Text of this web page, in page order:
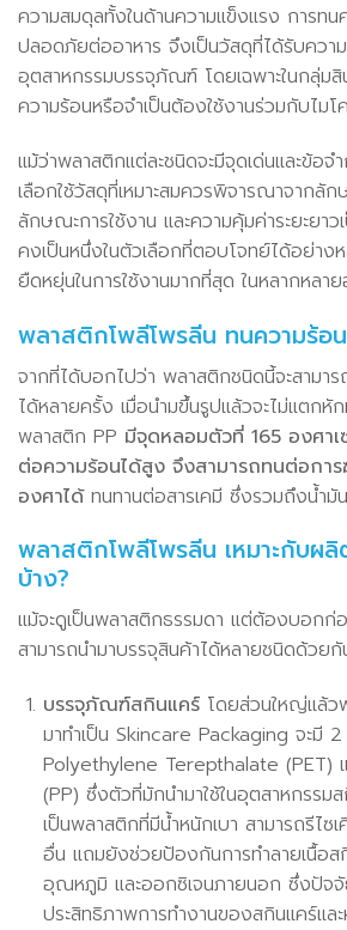
ความสมดุลทั้งในด้านความแข็งแรง การทน
ปลอดภัยต่ออาหาร จึงเป็นวัสดุที่ได้รับควา
อุตสาหกรรมบรรจุภัณฑ์ โดยเฉพาะในกลุ่ม
ความร้อนหรือจำเป็นต้องใช้งานร่วมกับไมโ
แม้ว่าพลาสติกแต่ละชนิดจะมีจุดเด่นและข้อ
เลือกใช้วัสดุที่เหมาะสมควรพิจารณาจาก
ลักษณะการใช้งาน และความคุ้มค่าระยะยา
คงเป็นหนึ่งในตัวเลือกที่ตอบโจทย์ได้อย่าง
ยืดหยุ่นในการใช้งานมากที่สุด ในหลากหลา
พลาสติกโพลีโพรลีน ทนความร้อน
จากที่ได้บอกไปว่า พลาสติกชนิดนี้จะสามา
ได้หลายครั้ง เมื่อนำมขึ้นรูปแล้วจะไม่แตกหั
พลาสติก PP มีจุดหลอมตัวที่ 165 องศาเ
ต่อความร้อนได้สูง จึงสามารถทนต่อกา
องศาได้ทนทานต่อสารเคมี ซึ่งรวมถึงน้ำ
พลาสติกโพลีโพรลีน เหมาะกับผ
บ้าง?
แม้จะดูเป็นพลาสติกธรรมดา แต่ต้องบอกก่
สามารถนำมาบรรจุสินค้าได้หลายชนิดด้วย
บรรจุภัณฑ์สกินแคร์โดยส่วนใหญ่แล้ว
มาทำเป็น Skincare Packaging จะมี
Polyethylene Terepthalate (PET)
(PP) ซึ่งตัวที่มักนำมาใช้ในอุตสาหกรรม
เป็นพลาสติกที่มีน้ำหนักเบา สามารถรีไซ
อื่น แถมยังช่วยป้องกันการทำลายเนื้อ
อุณหภูมิ และออกซิเจนภายนอก ซึ่งปัจจั
ประสิทธิภาพการทำงานของสกินแคร์แล